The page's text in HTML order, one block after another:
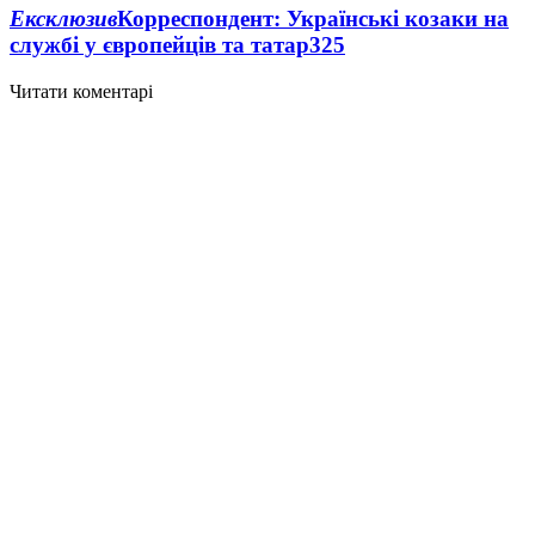
ЕксклюзивКорреспондент: Українські козаки на
службі у європейців та татар325
Читати коментарі